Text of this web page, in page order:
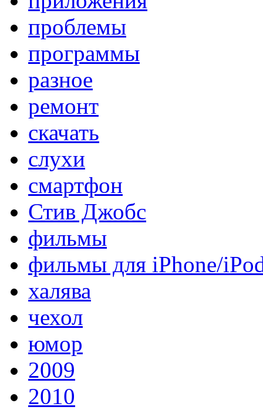
проблемы
программы
разное
ремонт
скачать
слухи
смартфон
Стив Джобс
фильмы
фильмы для iPhone/
халява
чехол
юмор
2009
2010